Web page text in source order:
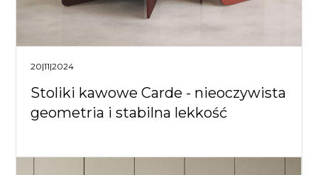
20|11|2024
Stoliki kawowe Carde - nieoczywista
geometria i stabilna lekkość